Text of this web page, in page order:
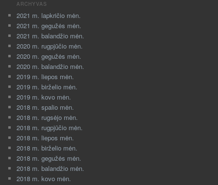
ARCHYVAS
2021 m. lapkričio mėn.
2021 m. gegužės mėn.
2021 m. balandžio mėn.
2020 m. rugpjūčio mėn.
2020 m. gegužės mėn.
2020 m. balandžio mėn.
2019 m. liepos mėn.
2019 m. birželio mėn.
2019 m. kovo mėn.
2018 m. spalio mėn.
2018 m. rugsėjo mėn.
2018 m. rugpjūčio mėn.
2018 m. liepos mėn.
2018 m. birželio mėn.
2018 m. gegužės mėn.
2018 m. balandžio mėn.
2018 m. kovo mėn.